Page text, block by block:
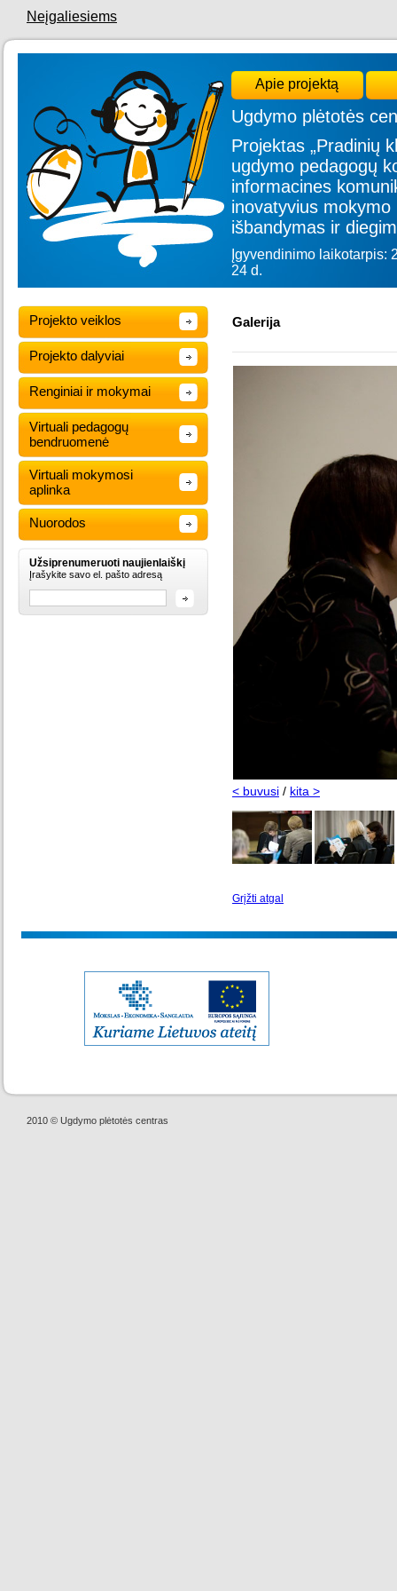
Neįgaliesiems
Apie projektą
Ugdymo plėtotės
Projektas „Pradinių
ugdymo pedagogų
informacines
inovatyvius
išbandymas ir
Įgyvendinimo laikotarpis:
24 d.
Projekto veiklos
Projekto dalyviai
Renginiai ir mokymai
Virtuali pedagogų
bendruomenė
Virtuali mokymosi
aplinka
Nuorodos
Užsiprenumeruoti naujienlaiškį
Įrašykite savo el. pašto adresą
Galerija
< buvusi / kita >
Grįžti atgal
2010 © Ugdymo plėtotės centras